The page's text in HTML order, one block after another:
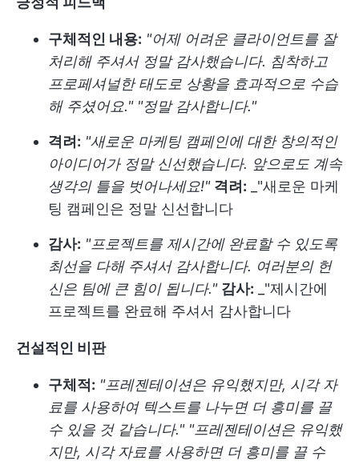
구체적인 내용: "어제 어려운 클라이언트를 잘
처리해 주셔서 정말 감사했습니다. 침착하고
프로페셔널한 태도로 상황을 효과적으로 수습
해 주셨어요." "정말 감사합니다."
격려: "새로운 마케팅 캠페인에 대한 창의적인
아이디어가 정말 신선했습니다. 앞으로도 계속
생각의 틀을 벗어나세요!" 격려: _"새로운 마케
팅 캠페인은 정말 신선합니다
감사: "프로젝트를 제시간에 완료할 수 있도록
최선을 다해 주셔서 감사합니다. 여러분의 헌
신은 팀에 큰 힘이 됩니다." 감사: _"제시간에
프로젝트를 완료해 주셔서 감사합니다
건설적인 비판
구체적: "프레젠테이션은 유익했지만, 시각 자
료를 사용하여 텍스트를 나누면 더 흥미를 끌
수 있을 것 같습니다." "프레젠테이션은 유익했
지만, 시각 자료를 사용하면 더 흥미를 끌 수